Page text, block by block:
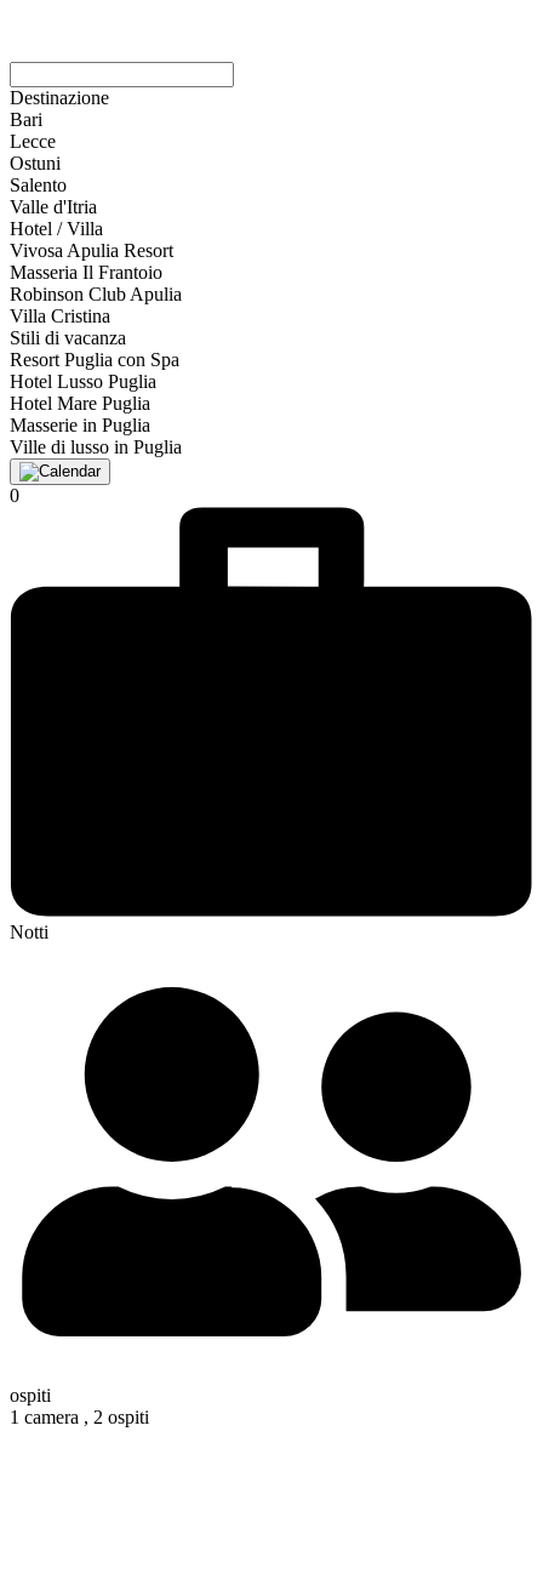
Destinazione
Bari
Lecce
Ostuni
Salento
Valle d'Itria
Hotel / Villa
Vivosa Apulia Resort
Masseria Il Frantoio
Robinson Club Apulia
Villa Cristina
Stili di vacanza
Resort Puglia con Spa
Hotel Lusso Puglia
Hotel Mare Puglia
Masserie in Puglia
Ville di lusso in Puglia
0
Notti
ospiti
1 camera , 2 ospiti